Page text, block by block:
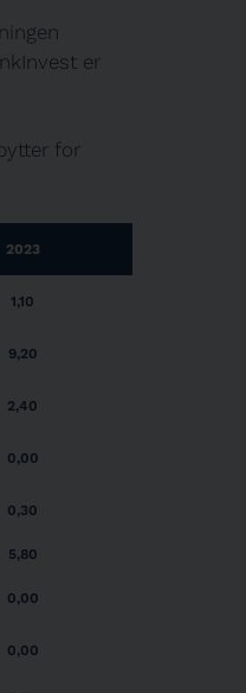
er
for
2023
1,10
9,20
2,40
0,00
0,30
5,80
0,00
0,00